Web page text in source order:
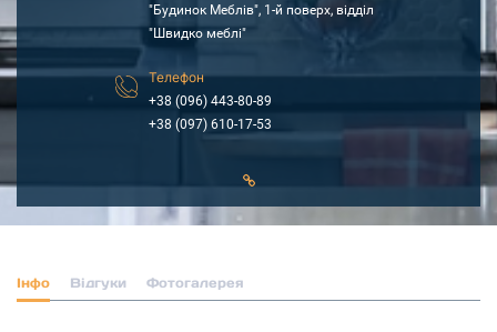
"Будинок Меблiв", 1-й поверх, відділ
"Швидко меблi"
Телефон
+38 (096) 443-80-89
+38 (097) 610-17-53
Інфо Відгуки Фотогалерея